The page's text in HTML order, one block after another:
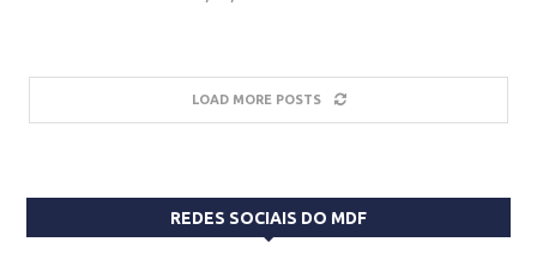
LOAD MORE POSTS
REDES SOCIAIS DO MDF